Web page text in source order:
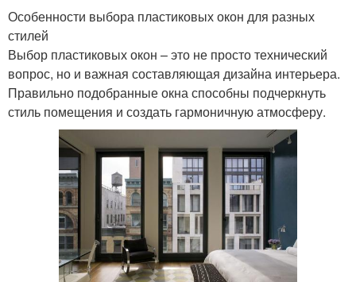
Особенности выбора пластиковых окон для разных
стилей
Выбор пластиковых окон – это не просто технический
вопрос, но и важная составляющая дизайна интерьера.
Правильно подобранные окна способны подчеркнуть
стиль помещения и создать гармоничную атмосферу.